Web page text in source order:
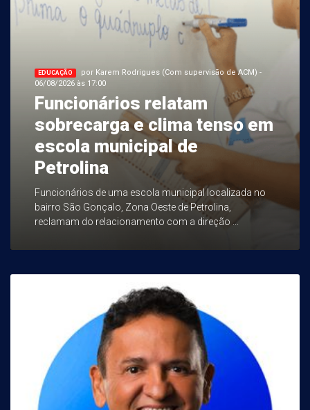
EDUCAÇÃO
por Karem Rodrigues (Com supervisão de ACM) -
06/08/2026 às 17:00
Funcionários relatam
sobrecarga e clima tenso em
escola municipal de
Petrolina
Funcionários de uma escola municipal localizada no
bairro São Gonçalo, Zona Oeste de Petrolina,
reclamam do relacionamento com a direção ...